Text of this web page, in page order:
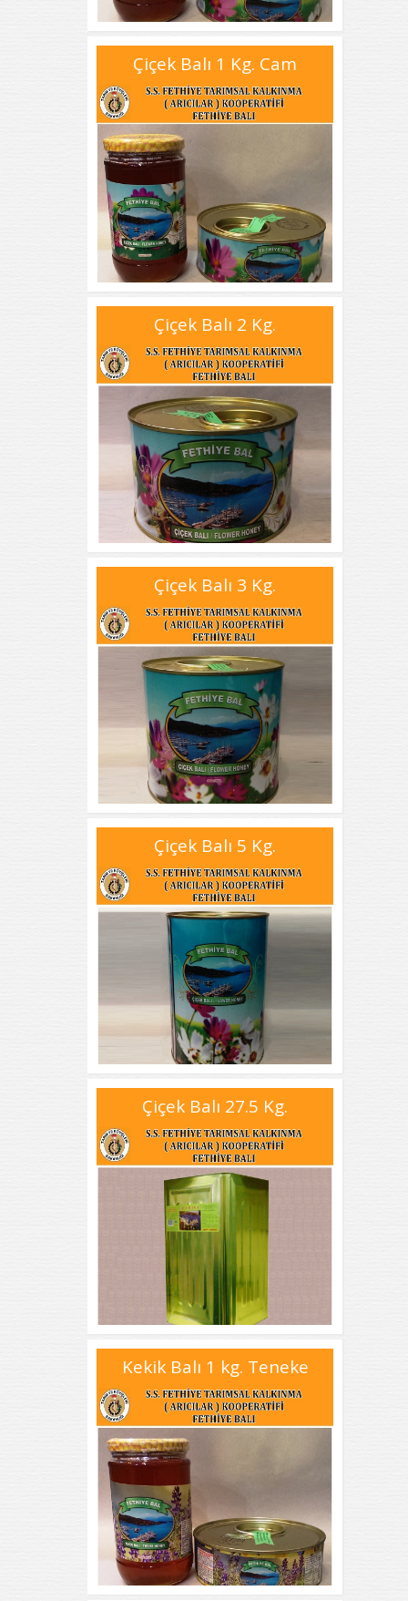
Çiçek Balı 1 Kg. Cam
Çiçek Balı 2 Kg.
Çiçek Balı 3 Kg.
Çiçek Balı 5 Kg.
Çiçek Balı 27.5 Kg.
Kekik Balı 1 kg. Teneke